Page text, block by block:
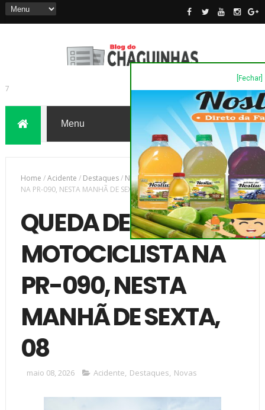
[Fechar]
7
Home /Acidente / Destaques/ Novas/QUEDA DE MOTOCICLISTA
NA PR-090, NESTA MANHÃ DE SEXTA, 08
QUEDA DE
MOTOCICLISTA NA
PR-090, NESTA
MANHÃ DE SEXTA,
08
maio 08, 2026 Acidente, Destaques, Novas